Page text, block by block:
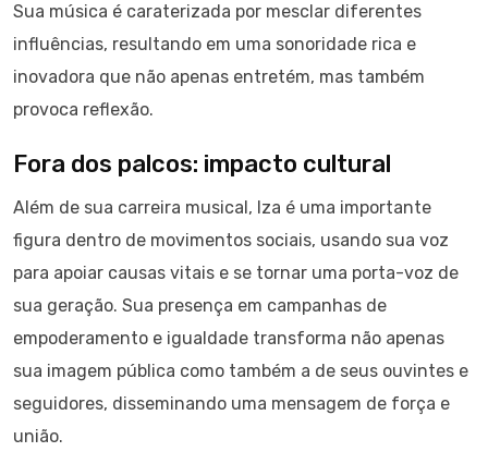
Sua música é caraterizada por mesclar diferentes
influências, resultando em uma sonoridade rica e
inovadora que não apenas entretém, mas também
provoca reflexão.
Fora dos palcos: impacto cultural
Além de sua carreira musical, Iza é uma importante
figura dentro de movimentos sociais, usando sua voz
para apoiar causas vitais e se tornar uma porta-voz de
sua geração. Sua presença em campanhas de
empoderamento e igualdade transforma não apenas
sua imagem pública como também a de seus ouvintes e
seguidores, disseminando uma mensagem de força e
união.